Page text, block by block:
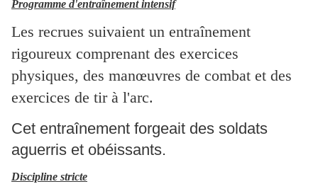
Programme d'entraînement intensif
Les recrues suivaient un entraînement
rigoureux comprenant des exercices
physiques, des manœuvres de combat et des
exercices de tir à l'arc.
Cet entraînement forgeait des soldats
aguerris et obéissants.
Discipline stricte